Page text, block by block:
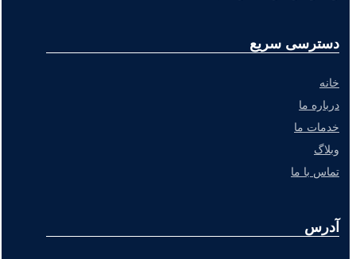
دسترسی سریع
خانه
درباره ما
خدمات ما
وبلاگ
تماس با ما
آدرس